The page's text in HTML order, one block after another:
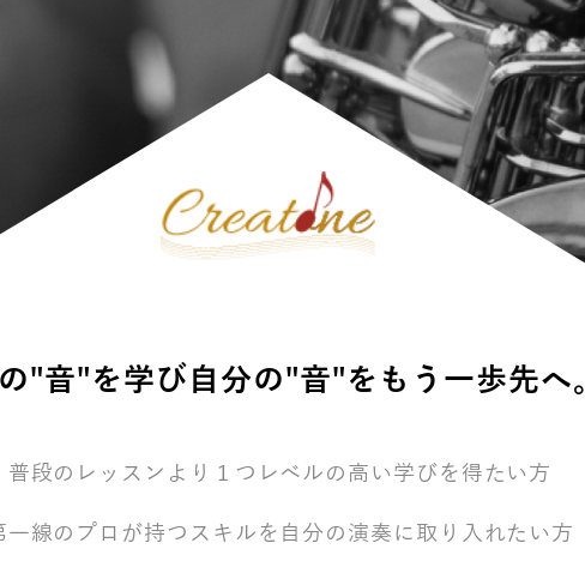
"音"を学び自分の"音"をもう一歩先へ。
普段のレッスンより１つレベルの高い学びを得たい方
一線のプロが持つスキルを自分の演奏に取り入れたい方